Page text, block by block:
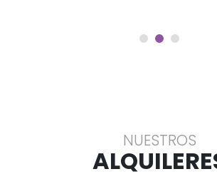
NUESTROS